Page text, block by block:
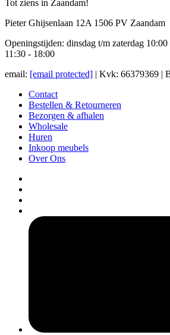
Tot ziens in Zaandam!
Pieter Ghijsenlaan 12A 1506 PV Zaandam
Openingstijden: dinsdag t/m zaterdag
11:30 - 18:00
email: [email protected] | Kvk: 66379369 |
Contact
Bestellen & Retourneren
Bezorgen & afhalen
Wholesale
Huren
Inkoop meubels
Over Ons